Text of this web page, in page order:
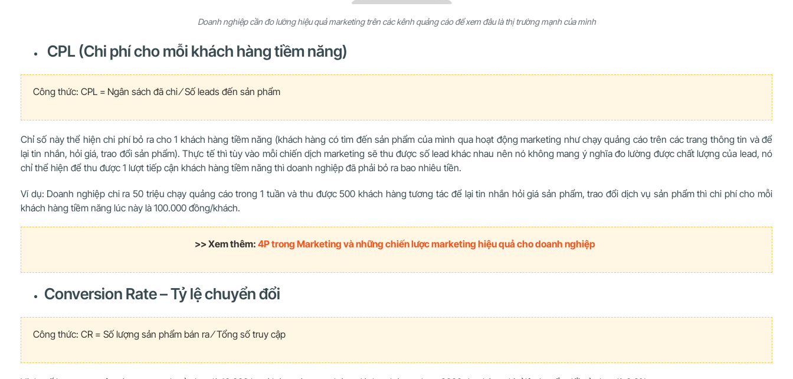
Doanh nghiệp cần đo lường hiệu quả marketing trên các kênh quảng cáo để xem đâu là thị trường mạnh của mình
CPL (Chi phí cho mỗi khách hàng tiềm năng)
Công thức: CPL = Ngân sách đã chi ⁄Số leads đến sản phẩm
Chỉ số này thể hiện chi phí bỏ ra cho 1 khách hàng tiềm năng (khách hàng có tìm đến sản phẩm của mình qua hoạt động marketing như chạy quảng cáo trên các trang thông tin và để
lại tin nhắn, hỏi giá, trao đổi sản phẩm). Thực tế thì tùy vào mỗi chiến dịch marketing sẽ thu được số lead khác nhau nên nó không mang ý nghĩa đo lường được chất lượng của lead, nó
chỉ thể hiện để thu được 1 lượt tiếp cận khách hàng tiềm năng thì doanh nghiệp đã phải bỏ ra bao nhiêu tiền.
Ví dụ: Doanh nghiệp chi ra 50 triệu chạy quảng cáo trong 1 tuần và thu được 500 khách hàng tương tác để lại tin nhắn hỏi giá sản phẩm, trao đổi dịch vụ sản phẩm thì chi phí cho mỗi
khách hàng tiềm năng lúc này là 100.000 đồng/khách.
>> Xem thêm: 4P trong Marketing và những chiến lược marketing hiệu quả cho doanh nghiệp
Conversion Rate – Tỷ lệ chuyển đổi
Công thức: CR = Số lượng sản phẩm bán ra ⁄Tổng số truy cập